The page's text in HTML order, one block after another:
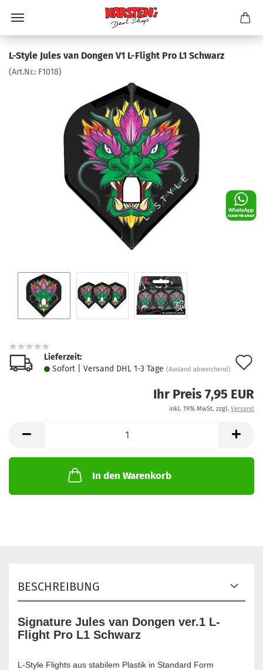
L-Style Jules van Dongen V1 L-Flight Pro L1 Schwarz
(Art.Nr.: F1018)
Lieferzeit:
Sofort | Versand DHL 1-3 Tage (Ausland abweichend)
Ihr Preis 7,95 EUR
inkl. 19% MwSt. zzgl. Versand
In den Warenkorb
BESCHREIBUNG
Signature Jules van Dongen ver.1 L-
Flight Pro L1 Schwarz
L-Style Flights aus stabilem Plastik in Standard Form